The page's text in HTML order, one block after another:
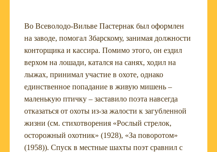
Во Всеволодо-Вильве Пастернак был оформлен
на заводе, помогал Збарскому, занимая должности
конторщика и кассира. Помимо этого, он ездил
верхом на лошади, катался на санях, ходил на
лыжах, принимал участие в охоте, однако
единственное попадание в живую мишень –
маленькую птичку – заставило поэта навсегда
отказаться от охоты из-за жалости к загубленной
жизни (см. стихотворения «Рослый стрелок,
осторожный охотник» (1928), «За поворотом»
(1958)). Спуск в местные шахты поэт сравнил с